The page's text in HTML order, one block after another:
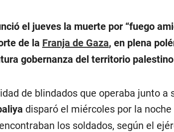
el jueves la muerte por “fuego
de la Franja de Gaza, en plena
gobernanza del territorio
de blindados que operaba junto a
disparó el miércoles por la
los soldados, según el